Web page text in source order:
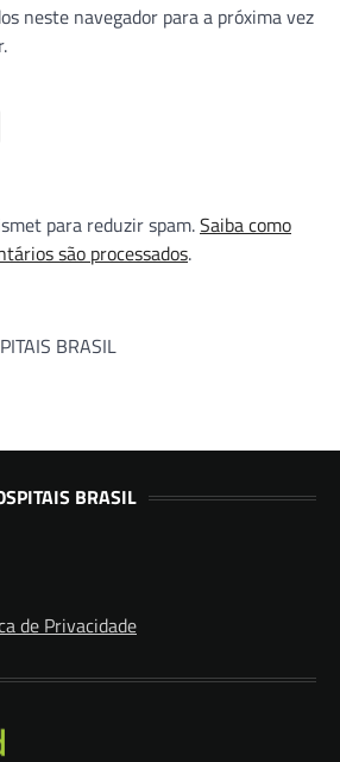
neste navegador para a próxima vez
para reduzir spam.Saiba como
são processados.
BRASIL
BRASIL
de Privacidade